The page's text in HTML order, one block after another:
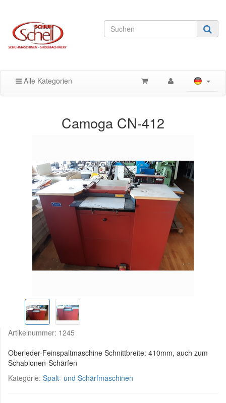
Alle Kategorien
Camoga CN-412
Artikelnummer: 1245
Oberleder-Feinspaltmaschine Schnittbreite: 410mm, auch zum
Schablonen-Schärfen
Kategorie: Spalt- und Schärfmaschinen